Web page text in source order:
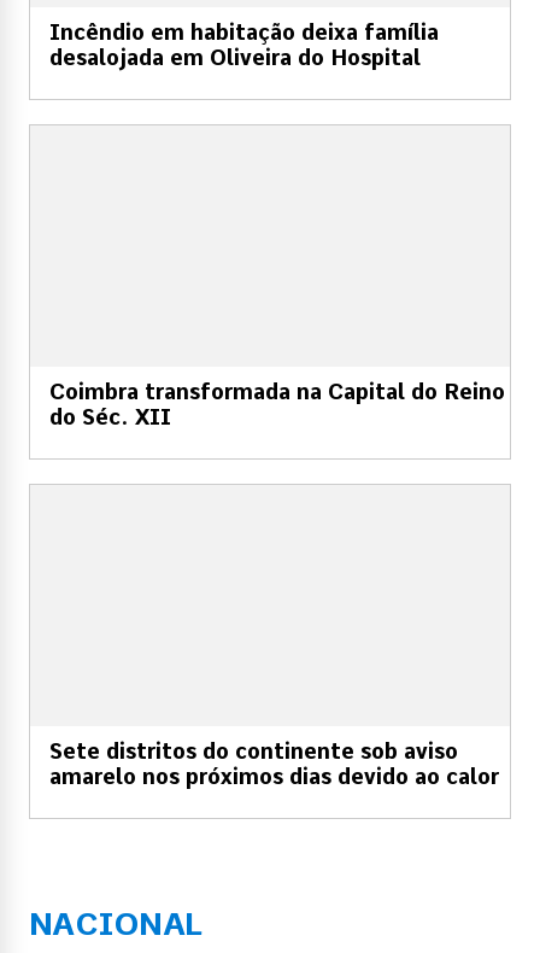
Incêndio em habitação deixa família
desalojada em Oliveira do Hospital
Coimbra transformada na Capital do Reino
do Séc. XII
Sete distritos do continente sob aviso
amarelo nos próximos dias devido ao calor
NACIONAL